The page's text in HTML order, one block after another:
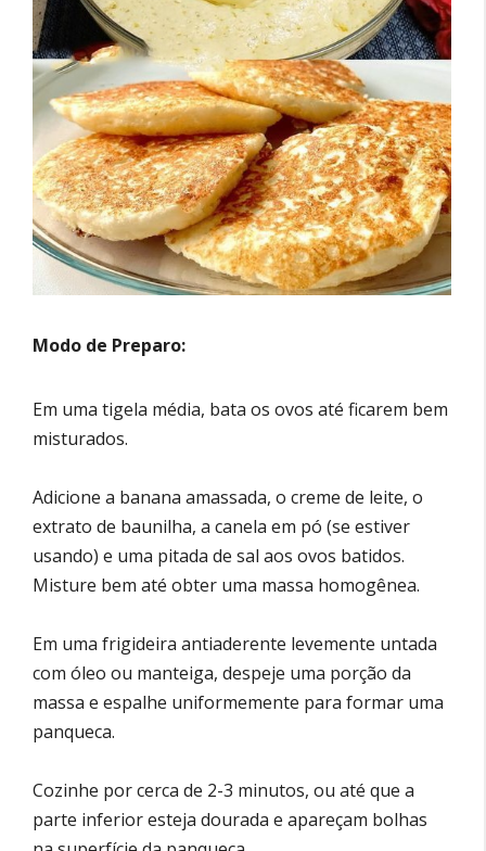
Modo de Preparo:
Em uma tigela média, bata os ovos até ficarem bem
misturados.
Adicione a banana amassada, o creme de leite, o
extrato de baunilha, a canela em pó (se estiver
usando) e uma pitada de sal aos ovos batidos.
Misture bem até obter uma massa homogênea.
Em uma frigideira antiaderente levemente untada
com óleo ou manteiga, despeje uma porção da
massa e espalhe uniformemente para formar uma
panqueca.
Cozinhe por cerca de 2-3 minutos, ou até que a
parte inferior esteja dourada e apareçam bolhas